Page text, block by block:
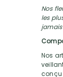
Nos
les
Nos
conçu